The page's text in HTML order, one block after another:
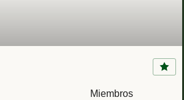
y Tiro de Agost y de
(Alicante)
Miembros